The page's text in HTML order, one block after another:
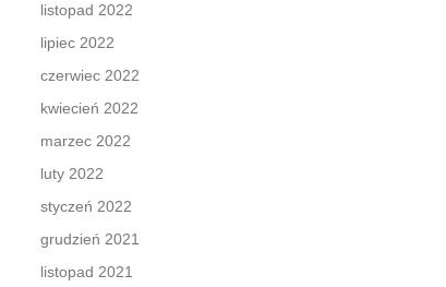
listopad 2022
lipiec 2022
czerwiec 2022
kwiecień 2022
marzec 2022
luty 2022
styczeń 2022
grudzień 2021
listopad 2021